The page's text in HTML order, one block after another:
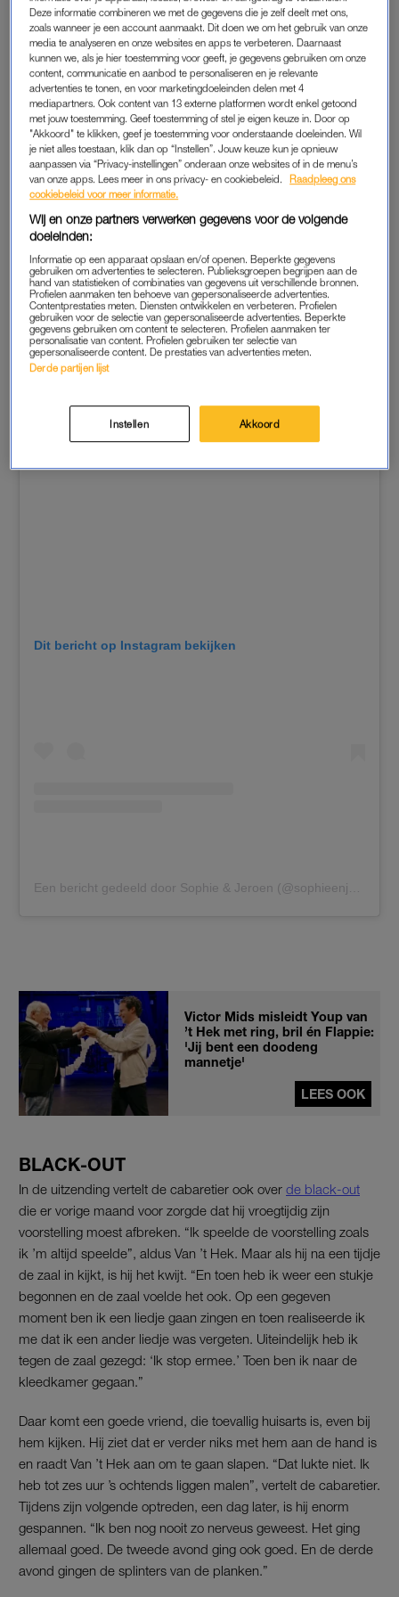
Van ’t Hek zingt het nummer regelmatig in zijn voorstellingen,
maar vanaf 2015 sluit hij er standaard mee af. “Ik lag op de
operatietafel en overleefde dat. Toen dacht ik: ik ga het nu elke
avond zingen.” De rood-wit gestreepte handdoek die de
cabaretier altijd om heeft tijdens het nummer is ook nu weer
van de partij. “Officieel was hij helemaal rood-wit. Hij is een
keer gejat in de Kleine Komedie, dit is een ander exemplaar.
Het is bijgeloof. Als de voorstelling afgelopen is en ik loop naar
de zijkant, staat Simon [van Willigen, red.] daar en die gooit die
handdoek om m’n nek. Dan dan wil ik altijd even de
voetbaluitslagen weten, die roept hij dan, en dan gaan we
beginnen.”
Tekst gaat verder onder de Instagrampost.
Dit bericht op Instagram bekijken
Victor Mids misleidt Youp van
’t Hek met ring, bril én Flappie:
'Jij bent een doodeng
mannetje'
LEES OOK
BLACK-OUT
In de uitzending vertelt de cabaretier ook over de black-out
die er vorige maand voor zorgde dat hij vroegtijdig zijn
voorstelling moest afbreken. “Ik speelde de voorstelling zoals
ik ’m altijd speelde”, aldus Van ’t Hek. Maar als hij na een tijdje
de zaal in kijkt, is hij het kwijt. “En toen heb ik weer een stukje
begonnen en de zaal voelde het ook. Op een gegeven
moment ben ik een liedje gaan zingen en toen realiseerde ik
me dat ik een ander liedje was vergeten. Uiteindelijk heb ik
tegen de zaal gezegd: ‘Ik stop ermee.’ Toen ben ik naar de
kleedkamer gegaan.”
Daar komt een goede vriend, die toevallig huisarts is, even bij
hem kijken. Hij ziet dat er verder niks met hem aan de hand is
en raadt Van ’t Hek aan om te gaan slapen. “Dat lukte niet. Ik
heb tot zes uur ’s ochtends liggen malen”, vertelt de cabaretier.
Tijdens zijn volgende optreden, een dag later, is hij enorm
gespannen. “Ik ben nog nooit zo nerveus geweest. Het ging
allemaal goed. De tweede avond ging ook goed. En de derde
avond gingen de splinters van de planken.”
Deze informatie combineren we met de gegevens die je zelf deelt met ons,
zoals wanneer je een account aanmaakt. Dit doen we om het gebruik van onze
media te analyseren en onze websites en apps te verbeteren. Daarnaast
kunnen we, als je hier toestemming voor geeft, je gegevens gebruiken om onze
content, communicatie en aanbod te personaliseren en je relevante
advertenties te tonen, en voor marketingdoeleinden delen met 4
mediapartners. Ook content van 13 externe platformen wordt enkel getoond
met jouw toestemming. Geef toestemming of stel je eigen keuze in. Door op
"Akkoord" te klikken, geef je toestemming voor onderstaande doeleinden. Wil
je niet alles toestaan, klik dan op “Instellen”. Jouw keuze kun je opnieuw
aanpassen via “Privacy-instellingen” onderaan onze websites of in de menu’s
van onze apps. Lees meer in ons privacy- en cookiebeleid.
Raadpleeg ons
cookiebeleid voor meer informatie.
Wij en onze partners verwerken gegevens voor de volgende
doeleinden:
Informatie op een apparaat opslaan en/of openen. Beperkte gegevens
gebruiken om advertenties te selecteren. Publieksgroepen begrijpen aan de
hand van statistieken of combinaties van gegevens uit verschillende bronnen.
Profielen aanmaken ten behoeve van gepersonaliseerde advertenties.
Contentprestaties meten. Diensten ontwikkelen en verbeteren. Profielen
gebruiken voor de selectie van gepersonaliseerde advertenties. Beperkte
gegevens gebruiken om content te selecteren. Profielen aanmaken ter
personalisatie van content. Profielen gebruiken ter selectie van
gepersonaliseerde content. De prestaties van advertenties meten.
Derde partijen lijst
Instellen Akkoord